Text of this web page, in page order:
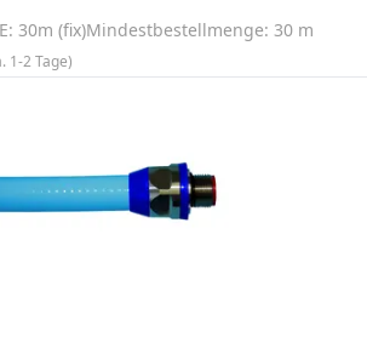
30m (fix)Mindestbestellmenge: 30 m
1-2 Tage)